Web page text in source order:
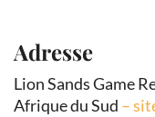
Adresse
Lion Sands Game
Afrique du Sud –